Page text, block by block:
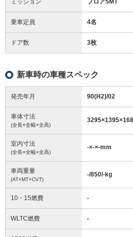
乗車定員 4名
ドア数 3枚
新車時の車種スペック
発売年月 90(H2)/02
車体寸法
(全長×全幅×全高)
3295×1395×
室内寸法
(全長×全幅×全高)
-×-×-mm
車両重量
(AT×MT×CVT)
-/850/-kg
10・15燃費 -
WLTC燃費 -